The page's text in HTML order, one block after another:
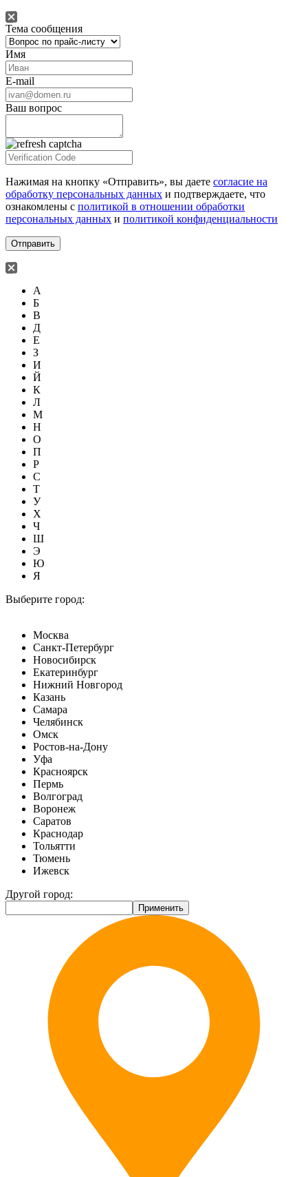
Тема сообщения
Имя
E-mail
Ваш вопрос
Нажимая на кнопку «Отправить», вы даете согласие на
обработку персональных данных и подтверждаете, что
ознакомлены с политикой в отношении обработки
персональных данных и политикой конфиденциальности
А
Б
В
Д
Е
З
И
Й
К
Л
М
Н
О
П
Р
С
Т
У
Х
Ч
Ш
Э
Ю
Я
Выберите город:
Москва
Санкт-Петербург
Новосибирск
Екатеринбург
Нижний Новгород
Казань
Самара
Челябинск
Омск
Ростов-на-Дону
Уфа
Красноярск
Пермь
Волгоград
Воронеж
Саратов
Краснодар
Тольятти
Тюмень
Ижевск
Другой город: